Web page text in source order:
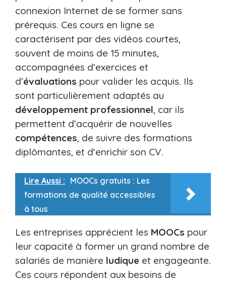
connexion Internet de se former sans
prérequis. Ces cours en ligne se
caractérisent par des vidéos courtes,
souvent de moins de 15 minutes,
accompagnées d’exercices et
d’évaluations pour valider les acquis. Ils
sont particulièrement adaptés au
développement professionnel, car ils
permettent d’acquérir de nouvelles
compétences, de suivre des formations
diplômantes, et d’enrichir son CV.
Lire Aussi : MOOCs gratuits : Les
formations de qualité accessibles
à tous
Les entreprises apprécient les MOOCs pour
leur capacité à former un grand nombre de
salariés de manière ludique et engageante.
Ces cours répondent aux besoins de